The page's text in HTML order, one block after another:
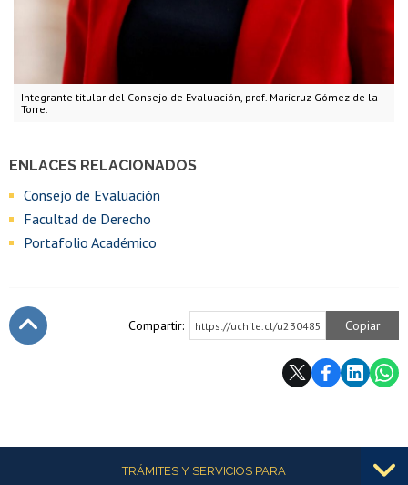
Integrante titular del Consejo de Evaluación, prof. Maricruz Gómez de la
Torre.
ENLACES RELACIONADOS
Consejo de Evaluación
Facultad de Derecho
Portafolio Académico
Compartir: https://uchile.cl/u230485 Copiar
Más informaciónTRÁMITES Y SERVICIOS PARA